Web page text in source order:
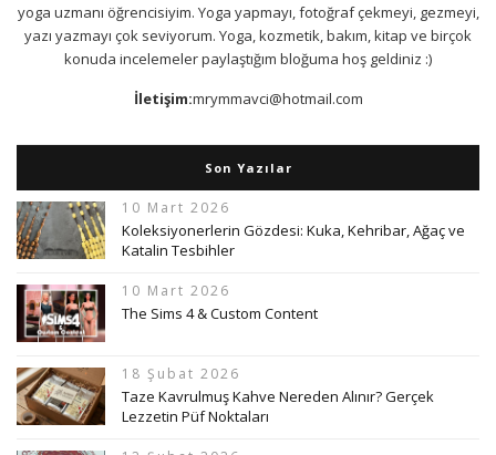
yoga uzmanı öğrencisiyim. Yoga yapmayı, fotoğraf çekmeyi, gezmeyi,
yazı yazmayı çok seviyorum. Yoga, kozmetik, bakım, kitap ve birçok
konuda incelemeler paylaştığım bloğuma hoş geldiniz :)
İletişim:mrymmavci@hotmail.com
Son Yazılar
10 Mart 2026
Koleksiyonerlerin Gözdesi: Kuka, Kehribar, Ağaç ve
Katalin Tesbihler
10 Mart 2026
The Sims 4 & Custom Content
18 Şubat 2026
Taze Kavrulmuş Kahve Nereden Alınır? Gerçek
Lezzetin Püf Noktaları